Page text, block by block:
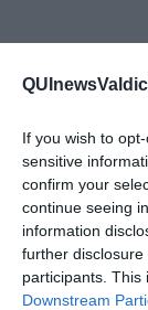
If you wish to
sensitive
confirm your
continue seeing
information
further disclosure
participants. This
Downstream
e balagan” di
in
Israele è
Netanyahu